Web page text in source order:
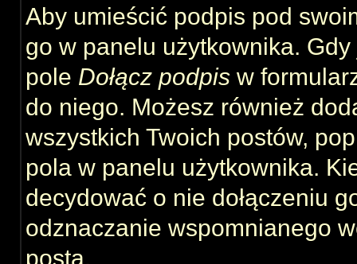
Aby umieścić podpis pod
go w panelu użytkownika.
pole Dołącz podpis w
do niego. Możesz również
wszystkich Twoich postów,
pola w panelu użytkownika.
decydować o nie dołączeniu
odznaczanie wspomnianego
posta.